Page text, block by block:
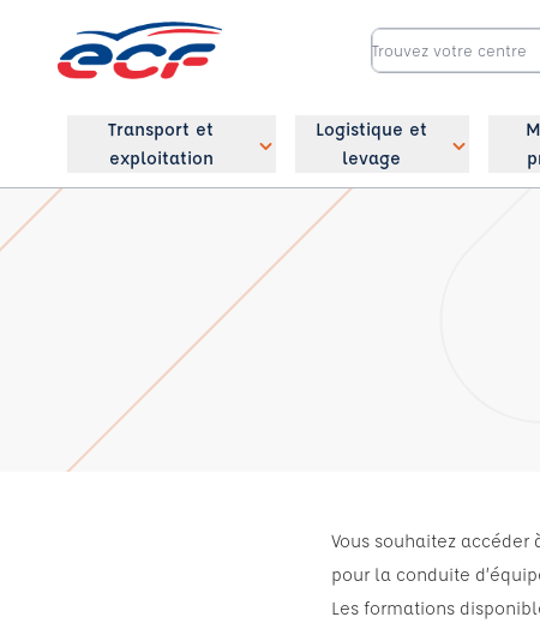
Transport et
exploitation
Logistique et
levage
Vous souhaitez accéder
pour la conduite
Les formations